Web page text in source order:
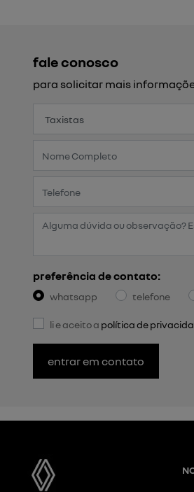
fale conosco
para solicitar mais
preferência de contato:
whatsapp telefone
li e aceito a política de
entrar em contato